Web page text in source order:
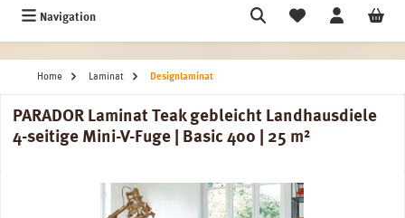
Navigation
Home Laminat Designlaminat
PARADOR Laminat Teak gebleicht Landhausdiele
4-seitige Mini-V-Fuge | Basic 400 | 25 m²
Bildergalerie überspringen